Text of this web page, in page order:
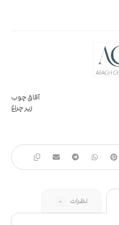
آفاق چوب
زیر چراغ
نظرات ۰